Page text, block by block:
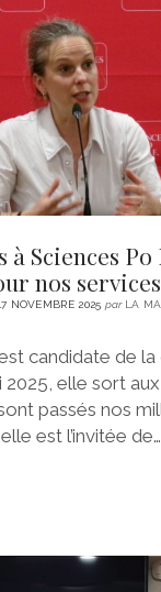
LITTÉRATURE
ÉCONOMIE
SPORT
MÉDIAS
SANTÉ
instagram
email
à Sciences
nos
NOVEMBRE 2025 parLA
candidate de
2025, elle sort
passés nos
est l’invitée de…